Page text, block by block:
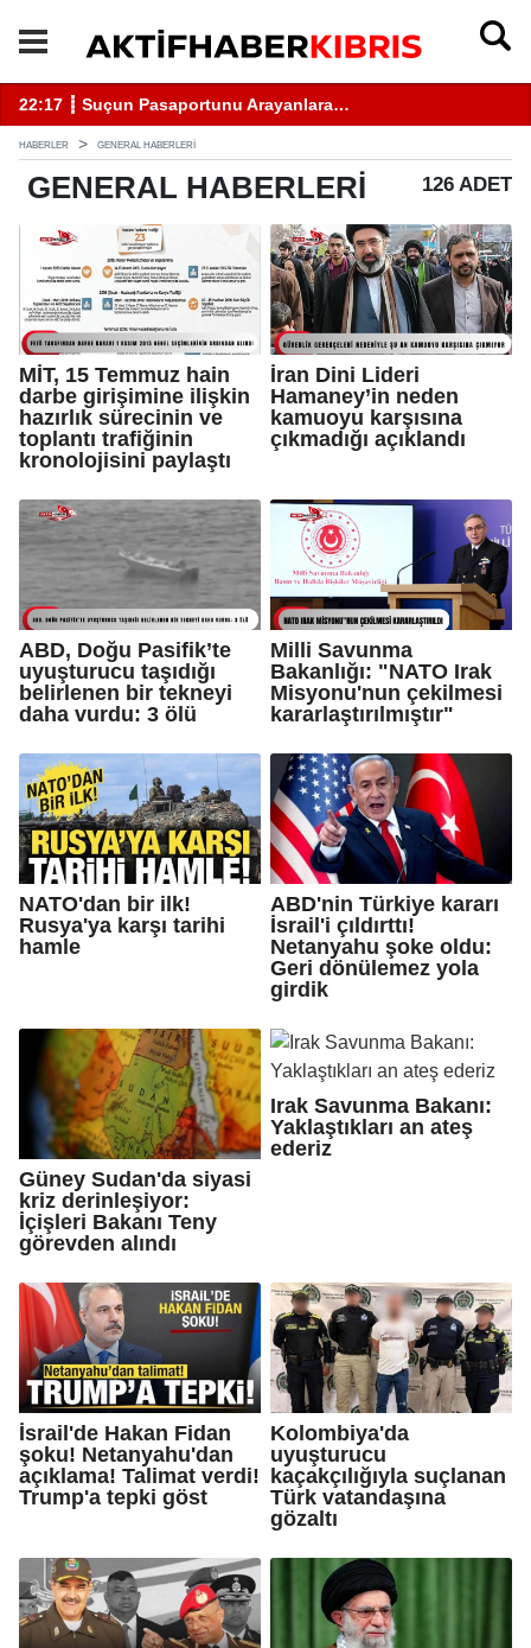
Arayanlara… 18:05 ┋ Beş ilçede asayiş
HABERLER GENERAL HABERLERI
GENERAL HABERLERI 126 ADET
MİT, 15 Temmuz hain
darbe girişimine ilişkin
hazırlık sürecinin ve
toplantı trafiğinin
kronolojisini paylaştı
İran Dini Lideri
Hamaney’in neden
kamuoyu karşısına
çıkmadığı açıklandı
ABD, Doğu Pasifik’te
uyuşturucu taşıdığı
belirlenen bir tekneyi
daha vurdu: 3 ölü
Milli Savunma
Bakanlığı: "NATO Irak
Misyonu'nun çekilmesi
kararlaştırılmıştır"
NATO'dan bir ilk!
Rusya'ya karşı tarihi
hamle
ABD'nin Türkiye kararı
İsrail'i çıldırttı!
Netanyahu şoke oldu:
Geri dönülemez yola
girdik
Güney Sudan'da siyasi
kriz derinleşiyor:
İçişleri Bakanı Teny
görevden alındı
Irak Savunma Bakanı:
Yaklaştıkları an ateş
ederiz
İsrail'de Hakan Fidan
şoku! Netanyahu'dan
açıklama! Talimat verdi!
Trump'a tepki göst
Kolombiya'da
uyuşturucu
kaçakçılığıyla suçlanan
Türk vatandaşına
gözaltı